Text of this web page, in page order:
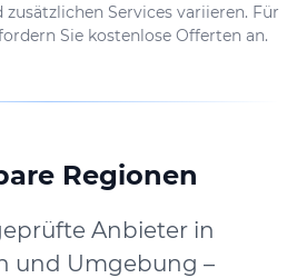
Services variieren. Für
Sie kostenlose Offerten an.
Regionen
Anbieter in
und Umgebung –